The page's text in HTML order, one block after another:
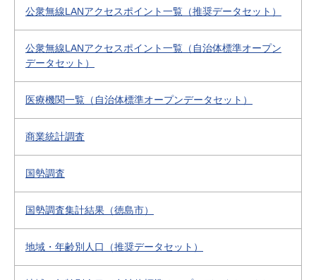
公衆無線LANアクセスポイント一覧（推奨データセット）
公衆無線LANアクセスポイント一覧（自治体標準オープン
データセット）
医療機関一覧（自治体標準オープンデータセット）
商業統計調査
国勢調査
国勢調査集計結果（徳島市）
地域・年齢別人口（推奨データセット）